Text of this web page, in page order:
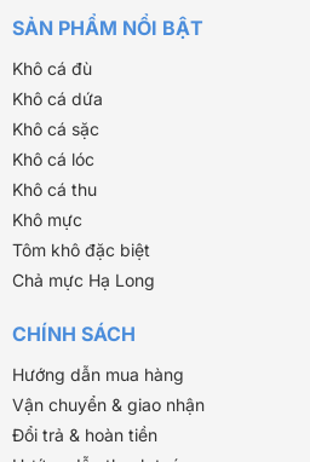
SẢN PHẨM NỔI BẬT
Khô cá đù
Khô cá dứa
Khô cá sặc
Khô cá lóc
Khô cá thu
Khô mực
Tôm khô đặc biệt
Chả mực Hạ Long
CHÍNH SÁCH
Hướng dẫn mua hàng
Vận chuyển & giao nhận
Đổi trả & hoàn tiền